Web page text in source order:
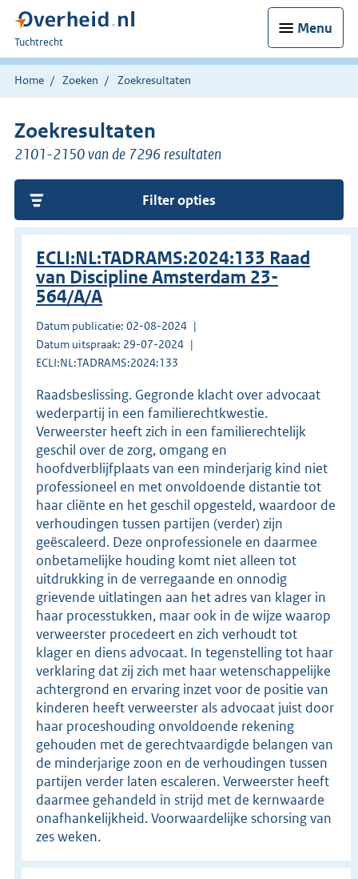
Menu
U
bent
hier:
Tuchtrecht
Home Zoeken Zoekresultaten
Zoekresultaten
2101-2150 van de 7296 resultaten
Filter opties
ECLI:NL:TADRAMS:2024:133 Raad
van Discipline Amsterdam 23-
564/A/A
Datum publicatie: 02-08-2024
Datum uitspraak: 29-07-2024
ECLI:NL:TADRAMS:2024:133
Raadsbeslissing. Gegronde klacht over advocaat
wederpartij in een familierechtkwestie.
Verweerster heeft zich in een familierechtelijk
geschil over de zorg, omgang en
hoofdverblijfplaats van een minderjarig kind niet
professioneel en met onvoldoende distantie tot
haar cliënte en het geschil opgesteld, waardoor de
verhoudingen tussen partijen (verder) zijn
geëscaleerd. Deze onprofessionele en daarmee
onbetamelijke houding komt niet alleen tot
uitdrukking in de verregaande en onnodig
grievende uitlatingen aan het adres van klager in
haar processtukken, maar ook in de wijze waarop
verweerster procedeert en zich verhoudt tot
klager en diens advocaat. In tegenstelling tot haar
verklaring dat zij zich met haar wetenschappelijke
achtergrond en ervaring inzet voor de positie van
kinderen heeft verweerster als advocaat juist door
haar proceshouding onvoldoende rekening
gehouden met de gerechtvaardigde belangen van
de minderjarige zoon en de verhoudingen tussen
partijen verder laten escaleren. Verweerster heeft
daarmee gehandeld in strijd met de kernwaarde
onafhankelijkheid. Voorwaardelijke schorsing van
zes weken.